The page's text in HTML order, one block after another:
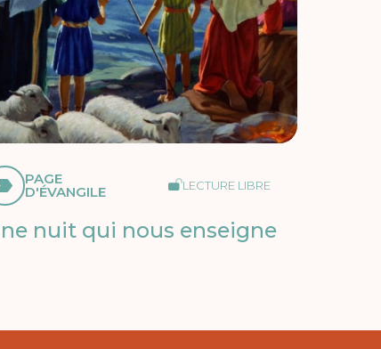
PAGE
D'ÉVANGILE LECTURE LIBRE
nuit qui nous enseigne